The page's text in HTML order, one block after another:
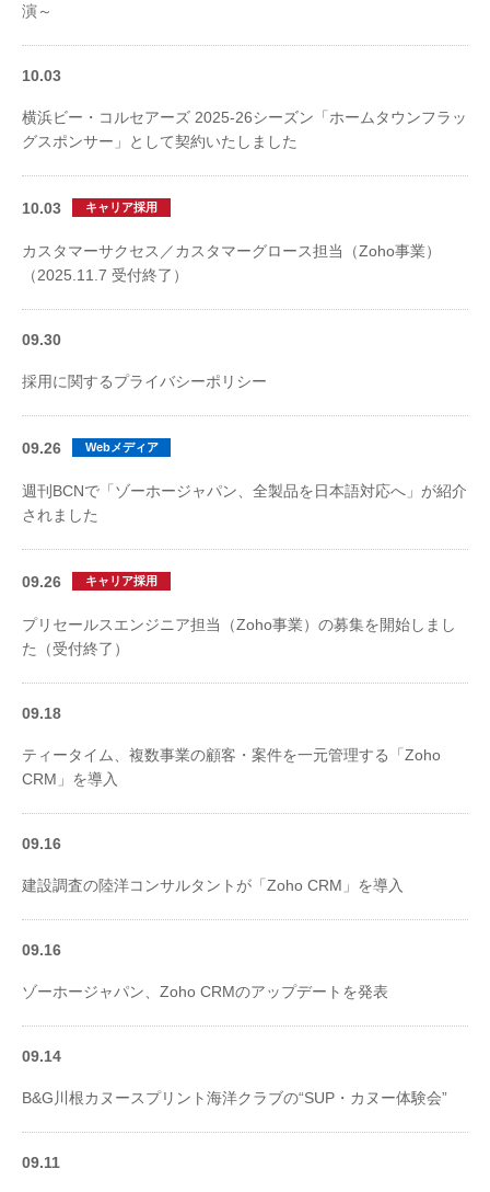
演～
10.03
横浜ビー・コルセアーズ 2025-26シーズン「ホームタウンフラッ
グスポンサー」として契約いたしました
10.03 キャリア採用
カスタマーサクセス／カスタマーグロース担当（Zoho事業）
（2025.11.7 受付終了）
09.30
採用に関するプライバシーポリシー
09.26 Webメディア
週刊BCNで「ゾーホージャパン、全製品を日本語対応へ」が紹介
されました
09.26 キャリア採用
プリセールスエンジニア担当（Zoho事業）の募集を開始しまし
た（受付終了）
09.18
ティータイム、複数事業の顧客・案件を一元管理する「Zoho
CRM」を導入
09.16
建設調査の陸洋コンサルタントが「Zoho CRM」を導入
09.16
ゾーホージャパン、Zoho CRMのアップデートを発表
09.14
B&G川根カヌースプリント海洋クラブの“SUP・カヌー体験会”
09.11